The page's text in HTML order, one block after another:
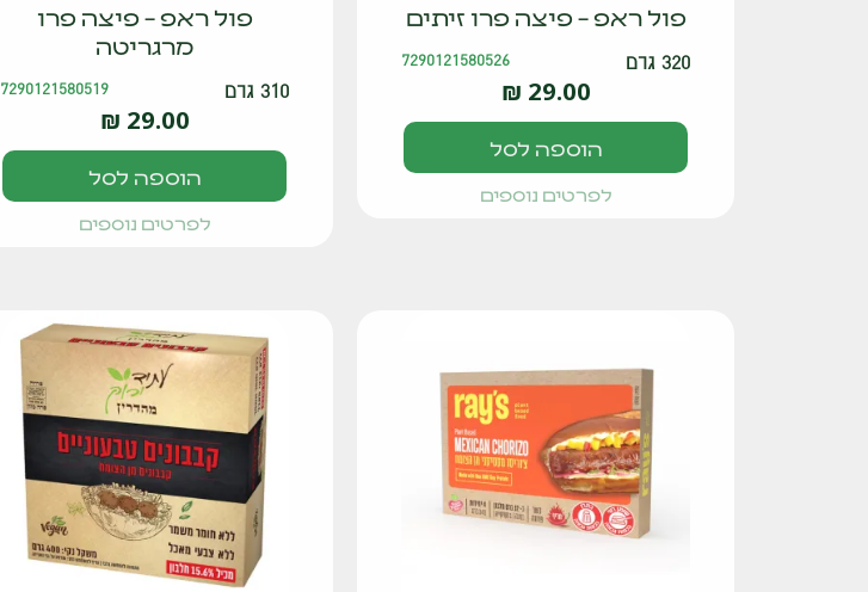
פול ראפ – פיצה פרו זיתים
320 גרם 7290121580526
29.00
₪
הוספה לסל
לפרטים נוספים
פול ראפ – פיצה פרו
מרגריטה
310 גרם 7290121580519
29.00
₪
הוספה לסל
לפרטים נוספים